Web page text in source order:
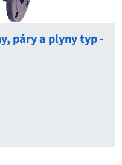
páry a plyny typ -